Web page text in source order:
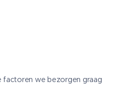
factoren we bezorgen graag